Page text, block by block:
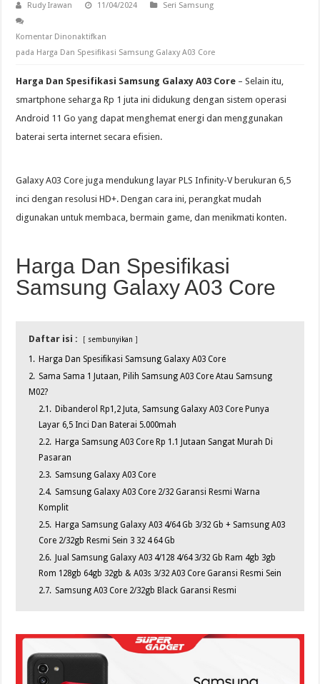
Rudy Irawan 11/04/2024 Seri Samsung
Komentar Dinonaktifkan
pada Harga Dan Spesifikasi Samsung Galaxy A03 Core
Harga Dan Spesifikasi Samsung Galaxy A03 Core – Selain itu,
smartphone seharga Rp 1 juta ini didukung dengan sistem operasi
Android 11 Go yang dapat menghemat energi dan menggunakan
baterai serta internet secara efisien.
Galaxy A03 Core juga mendukung layar PLS Infinity-V berukuran 6,5
inci dengan resolusi HD+. Dengan cara ini, perangkat mudah
digunakan untuk membaca, bermain game, dan menikmati konten.
Harga Dan Spesifikasi
Samsung Galaxy A03 Core
Daftar isi : sembunyikan
1. Harga Dan Spesifikasi Samsung Galaxy A03 Core
2. Sama Sama 1 Jutaan, Pilih Samsung A03 Core Atau Samsung
M02?
2.1. Dibanderol Rp1,2 Juta, Samsung Galaxy A03 Core Punya
Layar 6,5 Inci Dan Baterai 5.000mah
2.2. Harga Samsung A03 Core Rp 1.1 Jutaan Sangat Murah Di
Pasaran
2.3. Samsung Galaxy A03 Core
2.4. Samsung Galaxy A03 Core 2/32 Garansi Resmi Warna
Komplit
2.5. Harga Samsung Galaxy A03 4/64 Gb 3/32 Gb + Samsung A03
Core 2/32gb Resmi Sein 3 32 4 64 Gb
2.6. Jual Samsung Galaxy A03 4/128 4/64 3/32 Gb Ram 4gb 3gb
Rom 128gb 64gb 32gb & A03s 3/32 A03 Core Garansi Resmi Sein
2.7. Samsung A03 Core 2/32gb Black Garansi Resmi